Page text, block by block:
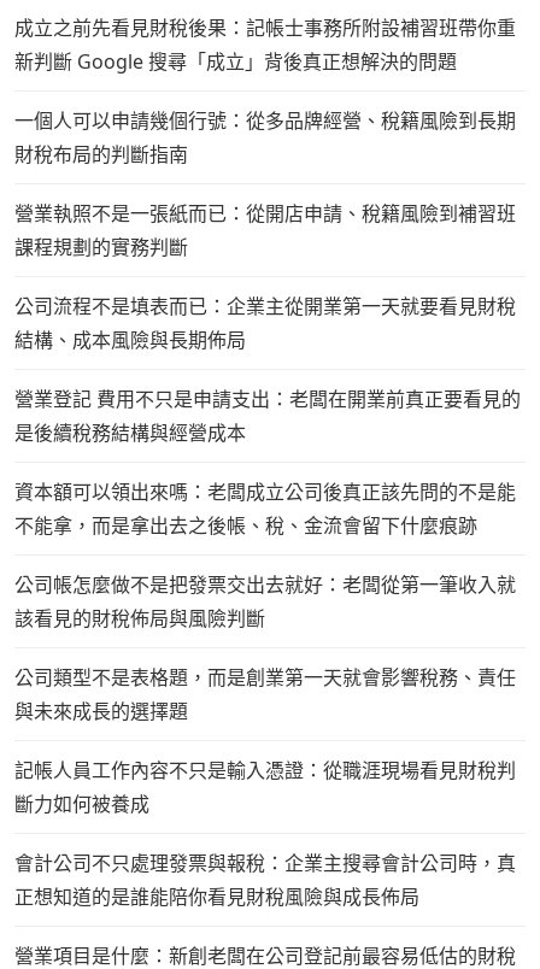
成立之前先看見財稅後果：記帳士事務所附設補習班帶你重
新判斷 Google 搜尋「成立」背後真正想解決的問題
一個人可以申請幾個行號：從多品牌經營、稅籍風險到長期
財稅布局的判斷指南
營業執照不是一張紙而已：從開店申請、稅籍風險到補習班
課程規劃的實務判斷
公司流程不是填表而已：企業主從開業第一天就要看見財稅
結構、成本風險與長期佈局
營業登記 費用不只是申請支出：老闆在開業前真正要看見的
是後續稅務結構與經營成本
資本額可以領出來嗎：老闆成立公司後真正該先問的不是能
不能拿，而是拿出去之後帳、稅、金流會留下什麼痕跡
公司帳怎麼做不是把發票交出去就好：老闆從第一筆收入就
該看見的財稅佈局與風險判斷
公司類型不是表格題，而是創業第一天就會影響稅務、責任
與未來成長的選擇題
記帳人員工作內容不只是輸入憑證：從職涯現場看見財稅判
斷力如何被養成
會計公司不只處理發票與報稅：企業主搜尋會計公司時，真
正想知道的是誰能陪你看見財稅風險與成長佈局
營業項目是什麼：新創老闆在公司登記前最容易低估的財稅